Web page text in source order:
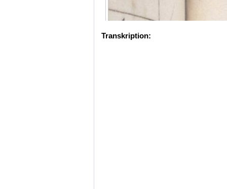
Transkription: